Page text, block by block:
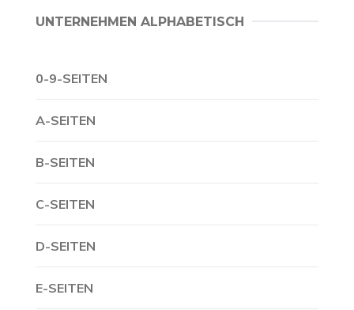
UNTERNEHMEN ALPHABETISCH
0-9-SEITEN
A-SEITEN
B-SEITEN
C-SEITEN
D-SEITEN
E-SEITEN